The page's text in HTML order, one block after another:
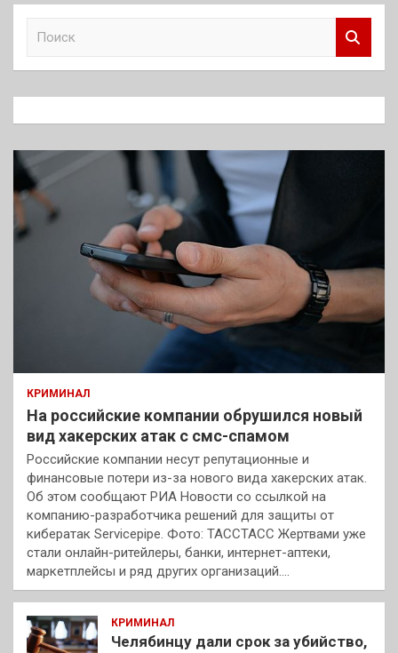
к
КРИМИНАЛ
На российские компании обрушился новый
вид хакерских атак с смс-спамом
Российские компании несут репутационные и
финансовые потери из-за нового вида хакерских атак.
Об этом сообщают РИА Новости со ссылкой на
компанию-разработчика решений для защиты от
кибератак Servicepipe. Фото: ТАССТАСС Жертвами уже
стали онлайн-ритейлеры, банки, интернет-аптеки,
маркетплейсы и ряд других организаций.…
КРИМИНАЛ
Челябинцу дали срок за убийство,